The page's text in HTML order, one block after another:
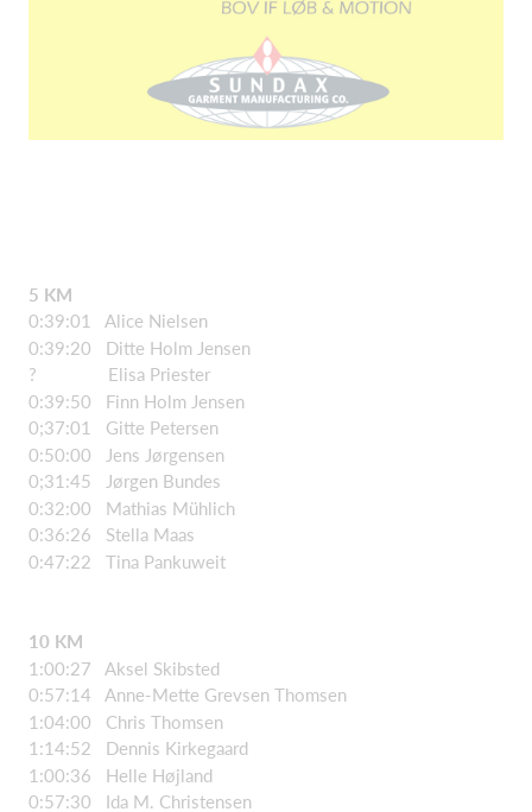
5 KM
0:39:01 Alice Nielsen
0:39:20 Ditte Holm Jensen
? Elisa Priester
0:39:50 Finn Holm Jensen
0;37:01 Gitte Petersen
0:50:00 Jens Jørgensen
0;31:45 Jørgen Bundes
0:32:00 Mathias Mühlich
0:36:26 Stella Maas
0:47:22 Tina Pankuweit
10 KM
1:00:27 Aksel Skibsted
0:57:14 Anne-Mette Grevsen Thomsen
1:04:00 Chris Thomsen
1:14:52 Dennis Kirkegaard
1:00:36 Helle Højland
0:57:30 Ida M. Christensen